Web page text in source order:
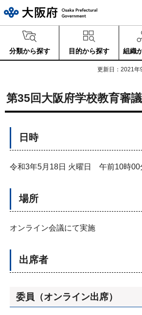
分類から探す 目的から探す 組織
更新日：2021年
第35回大阪府学校教育審
日時
令和3年5月18日 火曜日 午前10時00
場所
オンライン会議にて実施
出席者
委員（オンライン出席）